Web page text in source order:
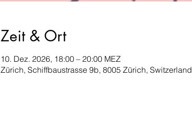
Zeit & Ort
10. Dez. 2026, 18:00 – 20:00 MEZ
Zürich, Schiffbaustrasse 9b, 8005 Zürich, Switzerland